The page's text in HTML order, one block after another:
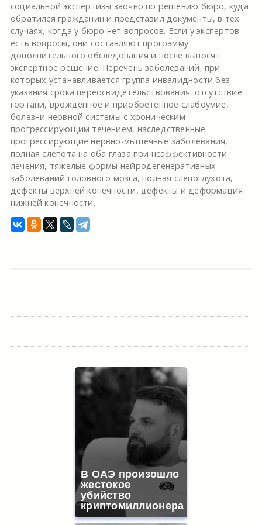
социальной экспертизы заочно по решению бюро, куда
обратился гражданин и представил документы, в тех
случаях, когда у бюро нет вопросов. Если у экспертов
есть вопросы, они составляют программу
дополнительного обследования и после выносят
экспертное решение. Перечень заболеваний, при
которых устанавливается группа инвалидности без
указания срока переосвидетельствования: отсутствие
гортани, врожденное и приобретенное слабоумие,
болезни нервной системы с хроническим
прогрессирующим течением, наследственные
прогрессирующие нервно-мышечные заболевания,
полная слепота на оба глаза при неэффективности
лечения, тяжелые формы нейродегенеративных
заболеваний головного мозга, полная слепоглухота,
дефекты верхней конечности, дефекты и деформация
нижней конечности.
В ОАЭ произошло
жестокое
убийство
криптомиллионера